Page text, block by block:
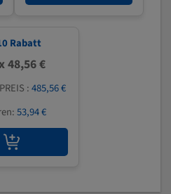
Rabatt
48,56 €
:485,56 €
53,94 €